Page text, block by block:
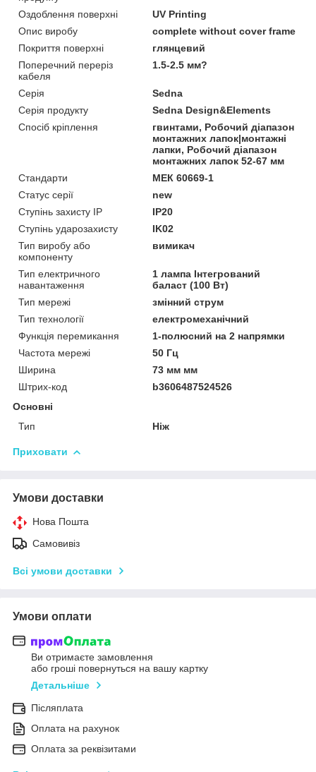
Оздоблення поверхні
UV Printing
Опис виробу
complete without cover frame
Покриття поверхні
глянцевий
Поперечний переріз
кабеля
1.5-2.5 мм?
Серія
Sedna
Серія продукту
Sedna Design&Elements
Спосіб кріплення
гвинтами, Робочий діапазон
монтажних лапок|монтажні
лапки, Робочий діапазон
монтажних лапок 52-67 мм
Стандарти
МЕК 60669-1
Статус серії
new
Ступінь захисту IP
IP20
Ступінь ударозахисту
IK02
Тип виробу або
компоненту
вимикач
Тип електричного
навантаження
1 лампа Інтегрований
баласт (100 Вт)
Тип мережі
змінний струм
Тип технології
електромеханічний
Функція перемикання
1-полюсний на 2 напрямки
Частота мережі
50 Гц
Ширина
73 мм мм
Штрих-код
b3606487524526
Основні
Тип
Ніж
Приховати
Умови доставки
Нова Пошта
Самовивіз
Всі умови доставки
Умови оплати
Ви отримаєте замовлення
або гроші повернуться на вашу картку
Детальніше
Післяплата
Оплата на рахунок
Оплата за реквізитами